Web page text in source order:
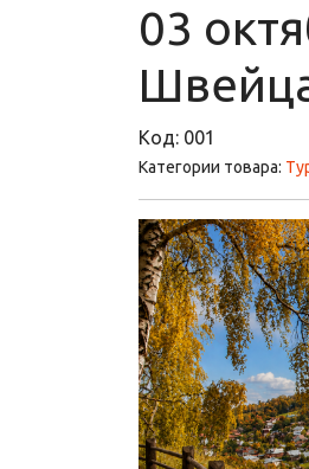
03
Код: 001
Категории товара: